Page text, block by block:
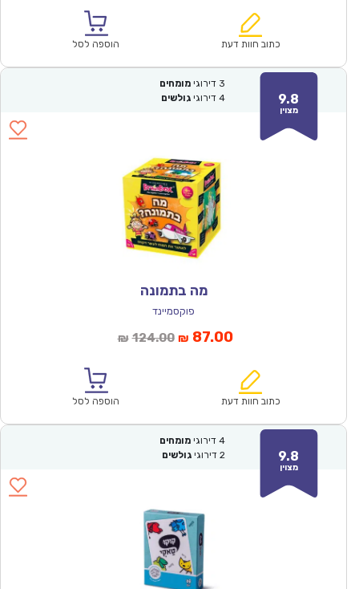
₪171.00.
הוא:
כתוב חוות דעת הוספה לסל
9.8
מצוין
3 דירוגי מומחים
4 דירוגי גולשים
מה בתמונה
פוקסמיינד
₪ 124.00המחיר
₪124.00.
₪ 87.00המחיר
הוא:
כתוב חוות דעת הוספה לסל
9.8
מצוין
4 דירוגי מומחים
2 דירוגי גולשים